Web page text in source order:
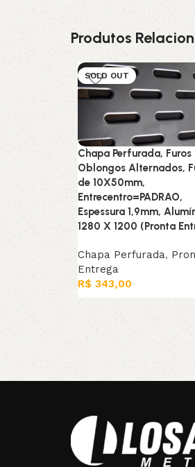
Produtos
SOLD OUT
Chapa Perfurada, Furos
Oblongos Alternados,
de 10X50mm,
Entrecentro=PADRAO,
Espessura 1,9mm,
1280 X 1200 (Pronta
Chapa Perfurada,
Entrega
R$ 343,00
Leia mais